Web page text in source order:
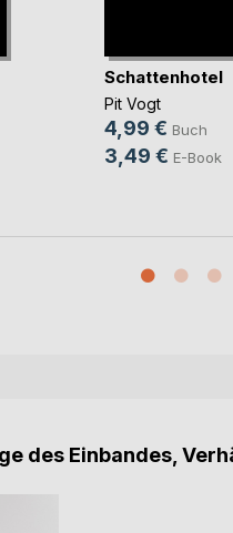
Schattenhotel
Pit Vogt
4,99 € Buch
3,49 € E-Book
des Einbandes,